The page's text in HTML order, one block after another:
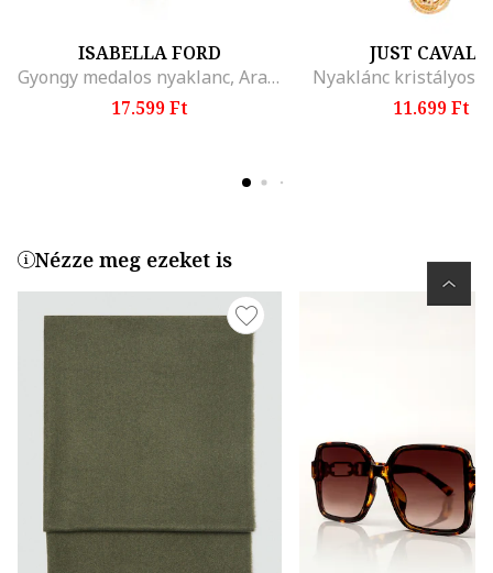
ISABELLA FORD
Gyongy medalos nyaklanc, Arany, Aranyszín
17.599 Ft
JUST CAVALLI
Nyaklánc kristályos
11.699 Ft
Nézze meg ezeket is